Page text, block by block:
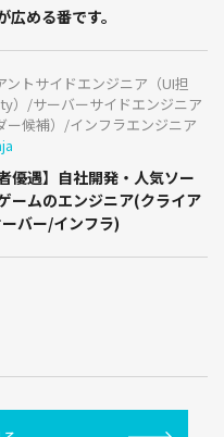
める番です。
ントサイドエンジニア（UI担
）/サーバーサイドエンジニア
ー候補）/インフラエンジニア
者優遇】自社開発・人気ソー
ームのエンジニア(クライア
バー/インフラ)